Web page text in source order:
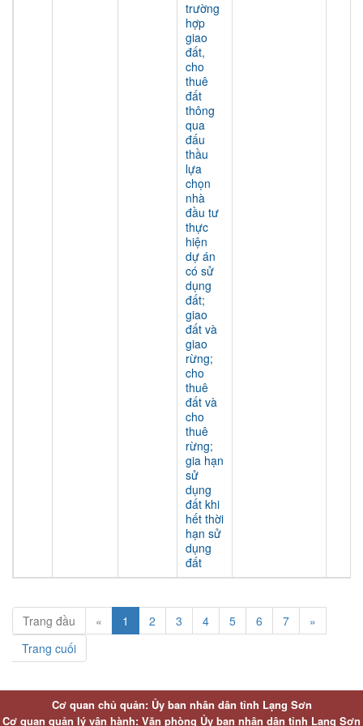
trường
hợp
giao
đất,
cho
thuê
đất
thông
qua
đấu
thầu
lựa
chọn
nhà
đầu tư
thực
hiện
dự án
có sử
dụng
đất;
giao
đất và
giao
rừng;
cho
thuê
đất và
cho
thuê
rừng;
gia hạn
sử
dụng
đất khi
hết thời
hạn sử
dụng
đất
Trang đầu « 1 2 3 4 5 6 7
»
Trang cuối
Cơ quan chủ quản: Ủy ban nhân dân tỉnh Lạng Sơn
Cơ quan quản lý vận hành: Văn phòng Ủy ban nhân dân tỉnh Lạng Sơn